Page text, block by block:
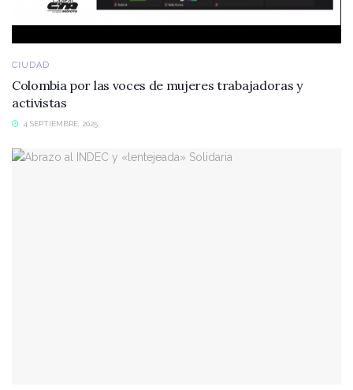
CIUDAD
Colombia por las voces de mujeres trabajadoras y
activistas
4 SEPTIEMBRE, 2025